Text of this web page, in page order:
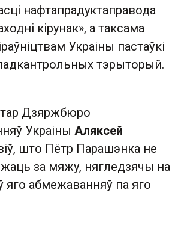
нафтапрадуктаправода
кірунак», а таксама
Украіны пастаўкі
тэрыторый.
Дзяржбюро
Украіны Аляксей
што Пётр Парашэнка не
за мяжу, нягледзячы на
яго абмежаванняў па яго